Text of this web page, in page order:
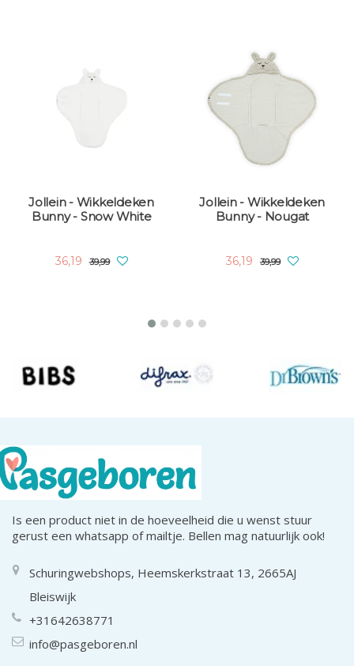
Jollein - Wikkeldeken
Bunny - Snow White
36,19 39,99
Jollein - Wikkeldeken
Bunny - Nougat
36,19 39,99
Is een product niet in de hoeveelheid die u wenst stuur
gerust een whatsapp of mailtje. Bellen mag natuurlijk ook!
Schuringwebshops, Heemskerkstraat 13, 2665AJ
Bleiswijk
+31642638771
info@pasgeboren.nl